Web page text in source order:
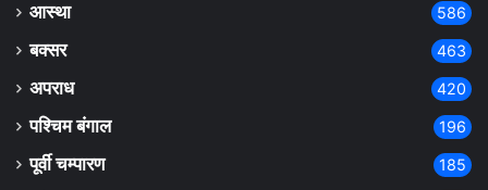
आस्था 586
बक्सर 463
अपराध 420
पश्चिम बंगाल 196
पूर्वी चम्पारण 185